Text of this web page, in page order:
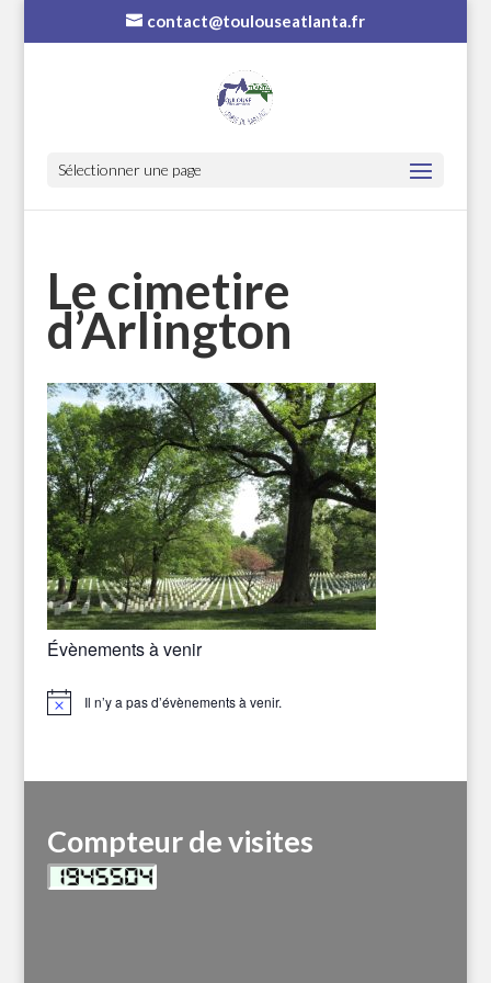
contact@toulouseatlanta.fr
Sélectionner une page
Le cimetire
d’Arlington
Évènements à venir
Notice Il n’y a pas d’évènements à venir.
Compteur de visites